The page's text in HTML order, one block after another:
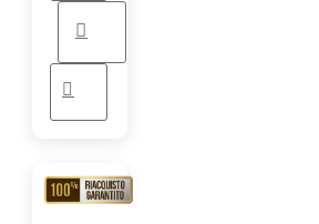
RIACQUISTO